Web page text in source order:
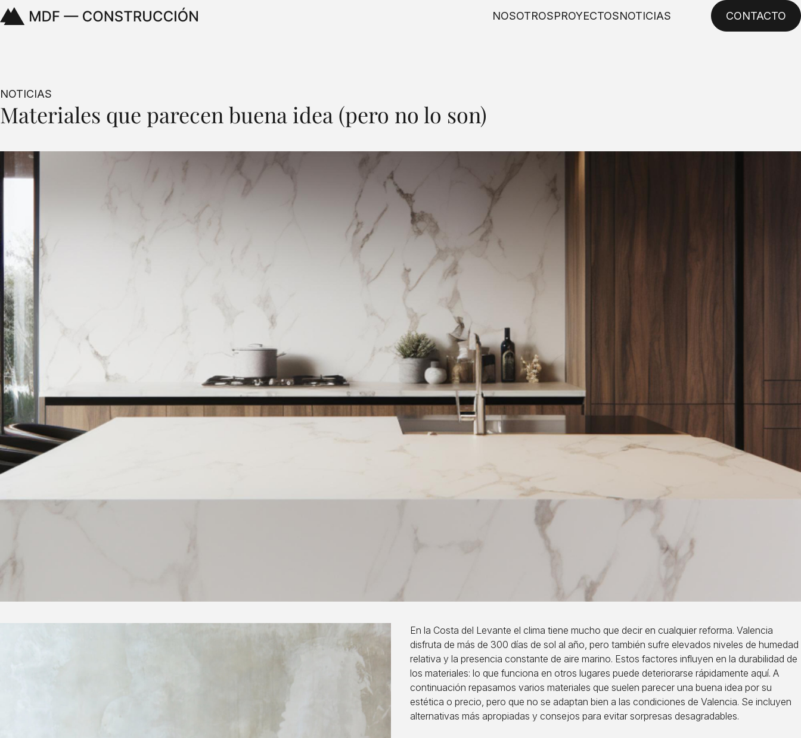
NOSOTROSPROYECTOSNOTICIAS CONTACTO
NOTICIAS
Materiales que parecen buena idea (pero no lo son)
En la Costa del Levante el clima tiene mucho que decir en cualquier reforma. Valencia
disfruta de más de 300 días de sol al año, pero también sufre elevados niveles de humedad
relativa y la presencia constante de aire marino. Estos factores influyen en la durabilidad de
los materiales: lo que funciona en otros lugares puede deteriorarse rápidamente aquí. A
continuación repasamos varios materiales que suelen parecer una buena idea por su
estética o precio, pero que no se adaptan bien a las condiciones de Valencia. Se incluyen
alternativas más apropiadas y consejos para evitar sorpresas desagradables.